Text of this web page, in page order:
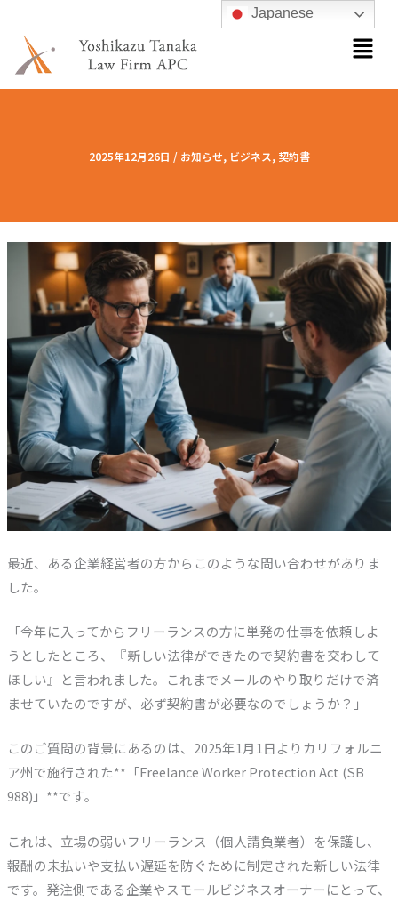
メ
ニ
ー
2025年12月26日 / お知らせ, ビジネス, 契約書
最近、ある企業経営者の方からこのような問い合わせがありま
した。
「今年に入ってからフリーランスの方に単発の仕事を依頼しよ
うとしたところ、『新しい法律ができたので契約書を交わして
ほしい』と言われました。これまでメールのやり取りだけで済
ませていたのですが、必ず契約書が必要なのでしょうか？」
このご質問の背景にあるのは、2025年1月1日よりカリフォルニ
ア州で施行された**「Freelance Worker Protection Act (SB
988)」**です。
これは、立場の弱いフリーランス（個人請負業者）を保護し、
報酬の未払いや支払い遅延を防ぐために制定された新しい法律
です。発注側である企業やスモールビジネスオーナーにとって、
Japanese